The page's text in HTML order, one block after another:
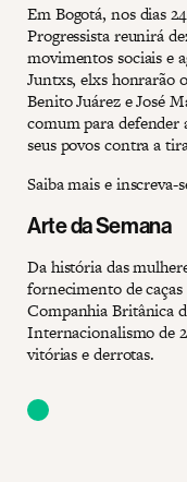
Em Bogotá, nos dias
Progressista reunirá
movimentos sociais e
Juntxs, elxs honrarão
Benito Juárez e José
comum para defender
seus povos contra a
Saiba mais e inscreva-
Arte da Semana
Da história das
fornecimento de
Companhia Britânica
Internacionalismo de
vitórias e derrotas.